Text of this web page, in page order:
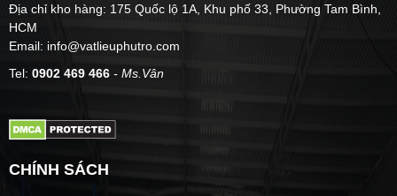
Địa chỉ kho hàng: 175 Quốc lộ 1A, Khu phố 33, Phường Tam Bình,
HCM
Email: info@vatlieuphutro.com
Tel: 0902 469 466 - Ms.Vân
CHÍNH SÁCH